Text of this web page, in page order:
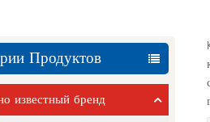
Продуктов
известный бренд